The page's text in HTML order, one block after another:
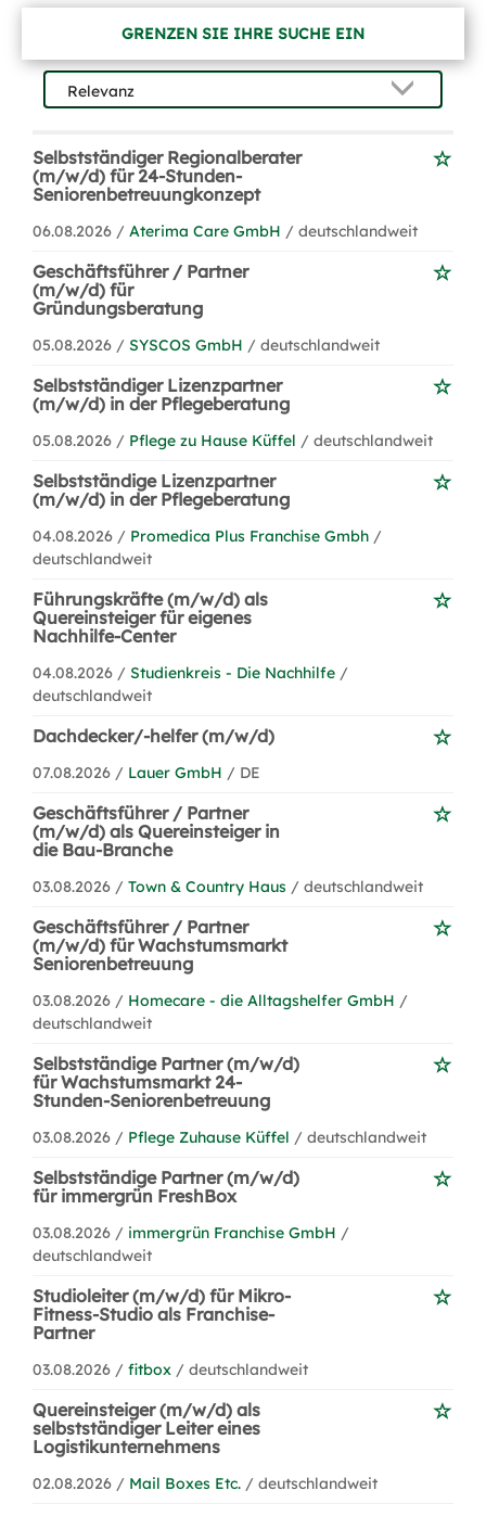
GRENZEN SIE IHRE SUCHE EIN
Selbstständiger Regionalberater
(m/w/d) für 24-Stunden-
Seniorenbetreuungkonzept
06.08.2026 / Aterima Care GmbH / deutschlandweit
Geschäftsführer / Partner
(m/w/d) für
Gründungsberatung
05.08.2026 / SYSCOS GmbH / deutschlandweit
Selbstständiger Lizenzpartner
(m/w/d) in der Pflegeberatung
05.08.2026 / Pflege zu Hause Küffel / deutschlandweit
Selbstständige Lizenzpartner
(m/w/d) in der Pflegeberatung
04.08.2026 / Promedica Plus Franchise Gmbh /
deutschlandweit
Führungskräfte (m/w/d) als
Quereinsteiger für eigenes
Nachhilfe-Center
04.08.2026 / Studienkreis - Die Nachhilfe /
deutschlandweit
Dachdecker/-helfer (m/w/d)
07.08.2026 / Lauer GmbH / DE
Geschäftsführer / Partner
(m/w/d) als Quereinsteiger in
die Bau-Branche
03.08.2026 / Town & Country Haus / deutschlandweit
Geschäftsführer / Partner
(m/w/d) für Wachstumsmarkt
Seniorenbetreuung
03.08.2026 / Homecare - die Alltagshelfer GmbH /
deutschlandweit
Selbstständige Partner (m/w/d)
für Wachstumsmarkt 24-
Stunden-Seniorenbetreuung
03.08.2026 / Pflege Zuhause Küffel / deutschlandweit
Selbstständige Partner (m/w/d)
für immergrün FreshBox
03.08.2026 / immergrün Franchise GmbH /
deutschlandweit
Studioleiter (m/w/d) für Mikro-
Fitness-Studio als Franchise-
Partner
03.08.2026 / fitbox / deutschlandweit
Quereinsteiger (m/w/d) als
selbstständiger Leiter eines
Logistikunternehmens
02.08.2026 / Mail Boxes Etc. / deutschlandweit